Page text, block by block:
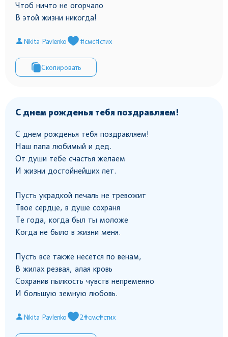
Чтоб ничто не огорчало
В этой жизни никогда!
Nikita Pavlenko #смс#стих
Скопировать
С днем рожденья тебя поздравляем!
С днем рожденья тебя поздравляем!
Наш папа любимый и дед.
От души тебе счастья желаем
И жизни достойнейших лет.
Пусть украдкой печаль не тревожит
Твое сердце, в душе сохраня
Те года, когда был ты моложе
Когда не было в жизни меня.
Пусть все также несется по венам,
В жилах резвая, алая кровь
Сохранив пылкость чувств непременно
И большую земную любовь.
Nikita Pavlenko 2#смс#стих